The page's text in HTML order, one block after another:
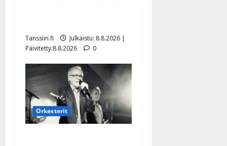
Tanssiin.fi
Julkaistu: 8.8.2026 |
Päivitetty:8.8.2026
0
Orkesterit